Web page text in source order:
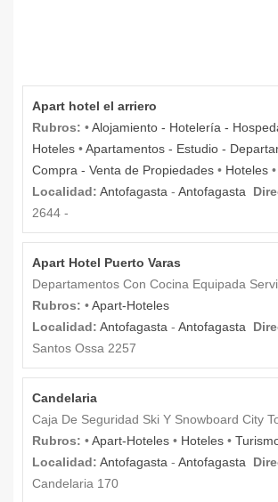
Apart hotel el arriero
Rubros: •Alojamiento - Hotelería -
Hoteles •Apartamentos - Estudio -
Compra - Venta de Propiedades • Hoteles •
Localidad: Antofagasta - Antofagasta
2644 -
Apart Hotel Puerto Varas
Departamentos Con Cocina Equipada
Rubros: •Apart-Hoteles
Localidad: Antofagasta - Antofagasta
Santos Ossa 2257
Candelaria
Caja De Seguridad Ski Y Snowboard City
Rubros: •Apart-Hoteles • Hoteles •
Localidad: Antofagasta - Antofagasta
Candelaria 170